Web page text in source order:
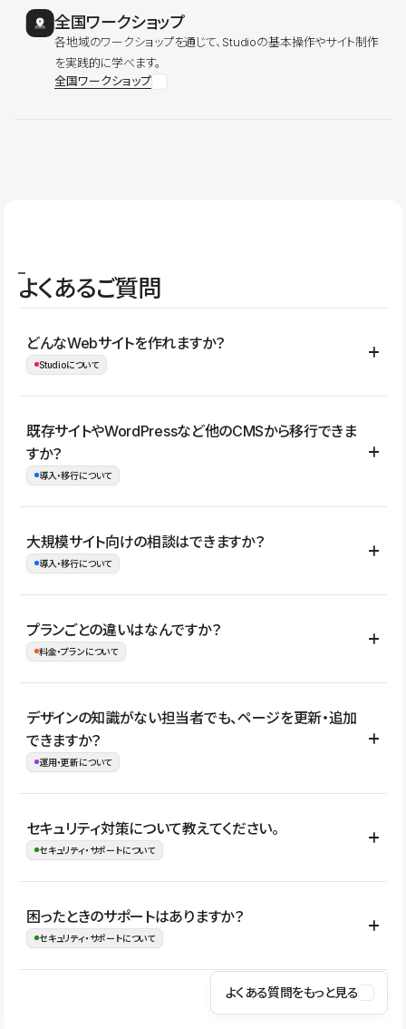
全国ワークショップ
各地域のワークショップを通じて、Studioの基本操作やサイト制作
を実践的に学べます。
全国ワークショップ
よくあるご質問
どんなWebサイトを作れますか？
Studioについて
コーポレートサイト、サービスサイト、LP、採用サイト、ブロ
グ・メディア、イベントサイト、店舗・商品紹介サイト、ポートフ
ォリオなど幅広く制作できます。
既存サイトやWordPressなど他のCMSから移行できま
すか？
導入・移行について
はい。既存サイトの構成やコンテンツ、URLを整理したうえで、
Studio上に再構築する形で移行できます。 WordPressの場合は、
イト全体のデザインや設定がそのまま移行されるわけではないた
め、移行後にページ構成やデザイン、CMS設計、URL・リダイレク
大規模サイト向けの相談はできますか？
導入・移行について
はい。アクセス規模が大きいサイトや、複数部門での運用、権限管
理、セキュリティ確認、既存システムとの連携など、個別の要件が
ない段階でも、お問い合わせください。
お問合せはこちら
プランごとの違いはなんですか？
料金・プランについて
公開ページ数、バージョン履歴の期間、CMS利用数の上限、権限
管理の有無などがプランごとに異なります。詳しくは料金プランペ
ージをご覧ください。
デザインの知識がない担当者でも、ページを更新・追加
できますか？
運用・更新について
はい。CMSやコンポーネントを活用して更新範囲を設計しておく
ことで、デザインを崩しにくい状態で運用できます。 さらにコン
ながらレイアウトに影響を与えずに更新作業を進めやすくなりま
す。
セキュリティ対策について教えてください。
セキュリティ・サポートについて
Studioでは、公開サイトやサービスを安全に利用できるよう、通信
の暗号化、データ保護、アクセス管理、脆弱性対策など、複数の観
はSSL/TLSによる通信暗号化に対応しており、悪質なスクリプトの
困ったときのサポートはありますか？
セキュリティ・サポートについて
操作方法や機能については、ヘルプセンターでご確認いただけま
よくある質問をもっと見る